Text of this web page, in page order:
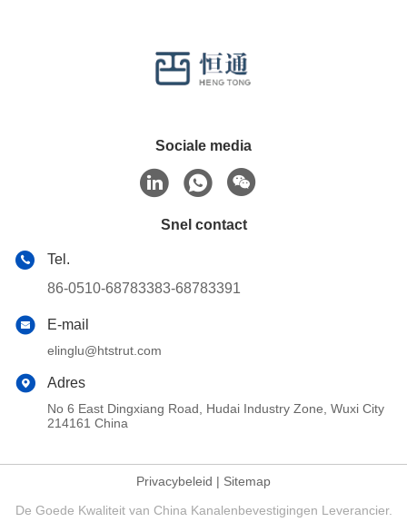
Sociale media
Snel contact
Tel.
86-0510-68783383-68783391
E-mail
elinglu@htstrut.com
Adres
No 6 East Dingxiang Road, Hudai Industry Zone, Wuxi City
214161 China
Privacybeleid | Sitemap
De Goede Kwaliteit van China Kanalenbevestigingen Leverancier.